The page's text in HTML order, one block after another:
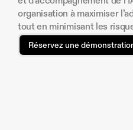
organisation à maximiser
tout en minimisant les
Réservez une